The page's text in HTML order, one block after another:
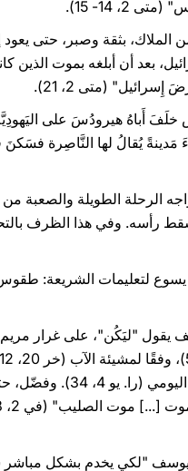
14- 15).
بثقة وصبر، حتى
(متى 2، 21).
أَباهُ هيرودُسَ على
الرحلة الطويلة والصعبة
"ليَكُن"، على غرار
مشيئة الآب.
يوسف "لكي يخدم بشكل